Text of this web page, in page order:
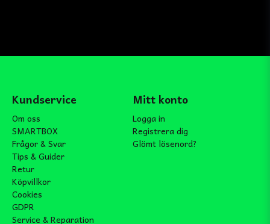
Kundservice
Om oss
SMARTBOX
Frågor & Svar
Tips & Guider
Retur
Köpvillkor
Cookies
GDPR
Service & Reparation
Mitt konto
Logga in
Registrera dig
Glömt lösenord?